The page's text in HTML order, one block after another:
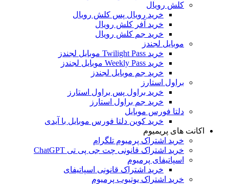
کلش رویال
خرید رویال پس کلش رویال
خرید آفر کلش رویال
خرید جم کلش رویال
موبایل لجندز
خرید Twilight Pass موبایل لجندز
خرید Weekly Pass موبایل لجندز
خرید جم موبایل لجندز
براول استارز
خرید براول پس براول استارز
خرید جم براول استارز
دلتا فورس موبایل
خرید کوین دلتا فورس موبایل با آیدی
اکانت های پریمیوم
خرید اشتراک پرمیوم تلگرام
خرید اشتراک قانونی چت جی پی تی ChatGPT
اسپاتیفای پرمیوم
خرید اشتراک قانونی اسپاتیفای
خرید اشتراک یوتیوب پرمیوم